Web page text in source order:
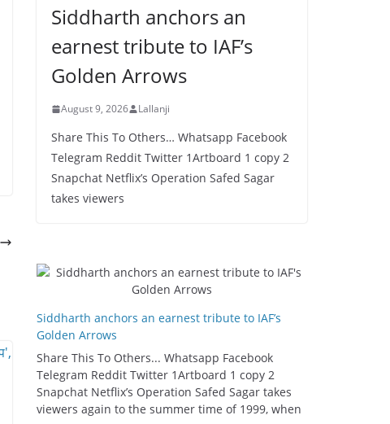
Siddharth anchors an
earnest tribute to IAF’s
Golden Arrows
August 9, 2026 Lallanji
Share This To Others… Whatsapp Facebook
Telegram Reddit Twitter 1Artboard 1 copy 2
Snapchat Netflix’s Operation Safed Sagar
takes viewers
Siddharth anchors an earnest tribute to IAF’s
Golden Arrows
Share This To Others... Whatsapp Facebook
Telegram Reddit Twitter 1Artboard 1 copy 2
Snapchat Netflix’s Operation Safed Sagar takes
viewers again to the summer time of 1999, when